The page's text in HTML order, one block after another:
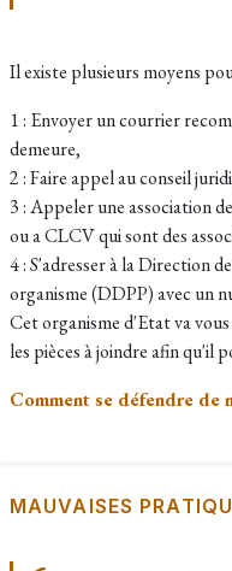
Il existe plusieurs moyens
1 : Envoyer un courrier
demeure,
2 : Faire appel au conseil
3 : Appeler une association
ou a CLCV qui sont des
4 : S'adresser à la Direction
organisme (DDPP) avec un
Cet organisme d'Etat va
les pièces à joindre afin qu'il
Comment se défendre de
MAUVAISES